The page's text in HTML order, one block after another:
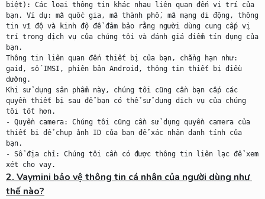
biệt): Các loại thông tin khác nhau liên quan đến vị trí của
bạn. Ví dụ: mã quốc gia, mã thành phố, mã mạng di động, thông
tin vĩ độ và kinh độ để đảm bảo rằng người dùng cung cấp vị
trí trong dịch vụ của chúng tôi và đánh giá điểm tín dụng của
bạn.
Thông tin liên quan đến thiết bị của bạn, chẳng hạn như:
gaid, số IMSI, phiên bản Android, thông tin thiết bị điều
dưỡng.
Khi sử dụng sản phẩm này, chúng tôi cũng cần bạn cấp các
quyền thiết bị sau để bạn có thể sử dụng dịch vụ của chúng
tôi tốt hơn.
- Quyền camera: Chúng tôi cũng cần sử dụng quyền camera của
thiết bị để chụp ảnh ID của bạn để xác nhận danh tính của
bạn.
- Sổ địa chỉ: Chúng tôi cần có được thông tin liên lạc để xem
2. Vaymini bảo vệ thông tin cá nhân của người dùng như
thế nào?